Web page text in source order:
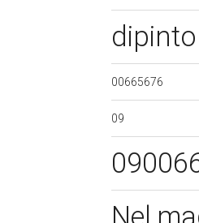
00665676
09
Nel